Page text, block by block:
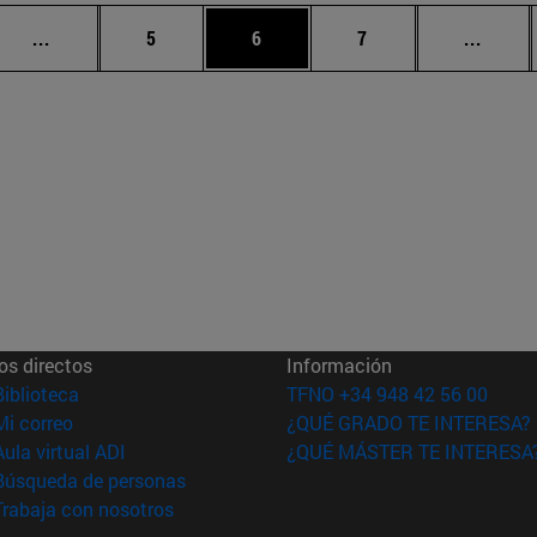
... Páginas intermedias Use TAB para desplazarse.
Página
5 Página
6 Página
7 ...
directos
(abre en nueva ventana)
correo(abre en nueva ventana)
virtual ADI (abre en nueva ventana)
de personas(abre en nueva ventana)
con nosotros(abre en nueva ventana)
Información
TFNO +34 948 42 56 00
¿QUÉ GRADO TE INTERESA?
¿QUÉ MÁSTER TE